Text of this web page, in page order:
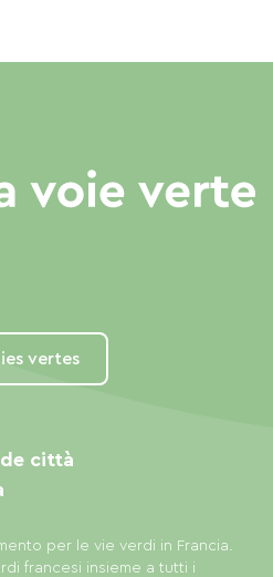
vertes
per le vie verdi in Francia.
francesi insieme a tutti i
città